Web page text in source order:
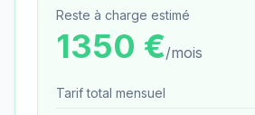
Reste à charge estimé
1350 €/mois
Tarif total mensuel